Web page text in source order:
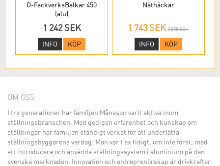
O-FackverksBalkar 450
(alu)
1 242 SEK
INFO KÖP
Näthäckar
1 743 SEK 2 325 SEK
INFO KÖP
OM OSS
I tre generationer har familjen Månsson varit aktiva inom
ställningsbranschen. Med gedigen erfarenhet och kunskap om
ställningar har familjen ständigt verkat för att underlätta
ställningsbyggarens vardag. Man var t ex tidigt, om inte först, med
att introducera och använda ställningssystem i aluminium på den
svenska marknaden. Innovation och entreprenörskap är drivkrafter